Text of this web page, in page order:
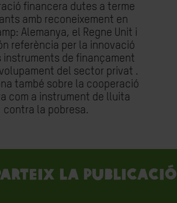
financera dutes a terme
amb reconeixement en
Alemanya, el Regne Unit i
referència per la innovació
instruments de finançament
del sector privat .
també sobre la cooperació
com a instrument de lluita
contra la pobresa.
la publicació